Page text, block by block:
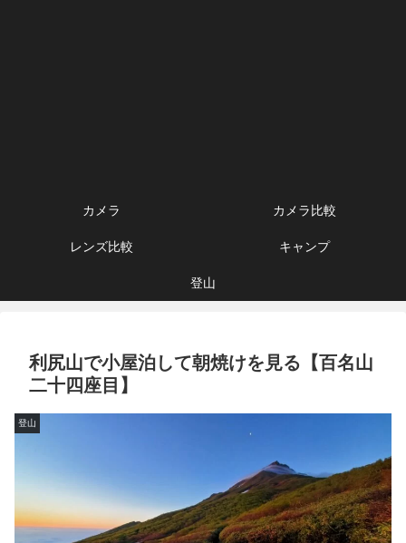
カメラ カメラ比較
レンズ比較 キャンプ
登山
利尻山で小屋泊して朝焼けを見る【百名山
二十四座目】
登山